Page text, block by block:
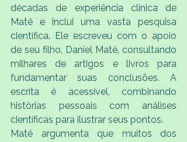
décadas de experiência clínica de
Maté e inclui uma vasta pesquisa
científica. Ele escreveu com o apoio
de seu filho, Daniel Maté, consultando
milhares de artigos e livros para
fundamentar suas conclusões. A
escrita é acessível, combinando
histórias pessoais com análises
científicas para ilustrar seus pontos.
Maté argumenta que muitos dos